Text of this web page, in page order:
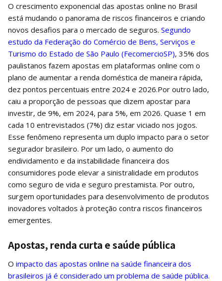
O crescimento exponencial das apostas online no Brasil
está mudando o panorama de riscos financeiros e criando
novos desafios para o mercado de seguros. Segundo
estudo da Federação do Comércio de Bens, Serviços e
Turismo do Estado de São Paulo (FecomercioSP), 35% dos
paulistanos fazem apostas em plataformas online com o
plano de aumentar a renda doméstica de maneira rápida,
dez pontos percentuais entre 2024 e 2026.Por outro lado,
caiu a proporção de pessoas que dizem apostar para
investir, de 9%, em 2024, para 5%, em 2026. Quase 1 em
cada 10 entrevistados (7%) diz estar viciado nos jogos.
Esse fenômeno representa um duplo impacto para o setor
segurador brasileiro. Por um lado, o aumento do
endividamento e da instabilidade financeira dos
consumidores pode elevar a sinistralidade em produtos
como seguro de vida e seguro prestamista. Por outro,
surgem oportunidades para desenvolvimento de produtos
inovadores voltados à proteção contra riscos financeiros
emergentes.
Apostas, renda curta e saúde pública
O impacto das apostas online na saúde financeira dos
brasileiros já é considerado um problema de saúde pública.